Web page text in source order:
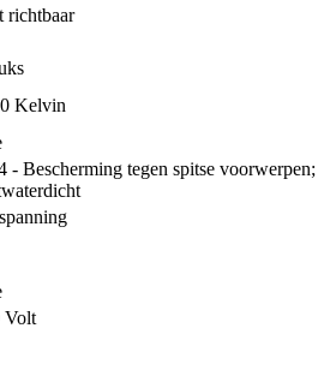
richtbaar
Kelvin
- Bescherming tegen spitse voorwerpen;
Volt